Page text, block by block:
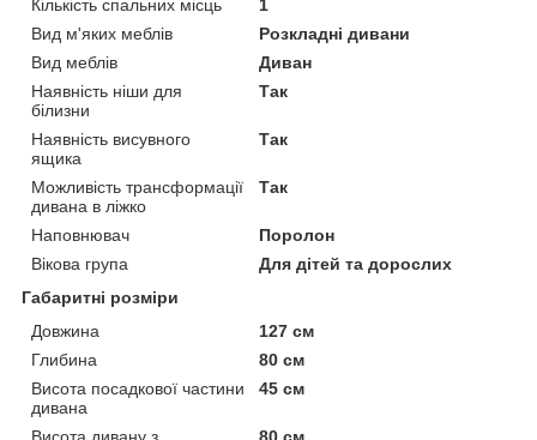
Кількість спальних місць
1
Вид м'яких меблів
Розкладні дивани
Вид меблів
Диван
Наявність ніши для
білизни
Так
Наявність висувного
ящика
Так
Можливість трансформації
дивана в ліжко
Так
Наповнювач
Поролон
Вікова група
Для дітей та дорослих
Габаритні розміри
Довжина
127 см
Глибина
80 см
Висота посадкової частини
дивана
45 см
Висота дивану з 80 см